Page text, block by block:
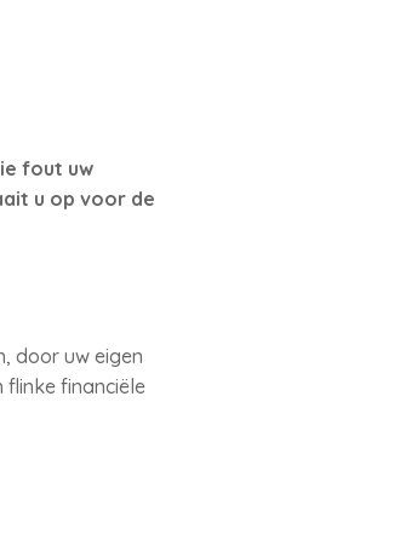
fout uw
u op voor de
door uw eigen
financiële